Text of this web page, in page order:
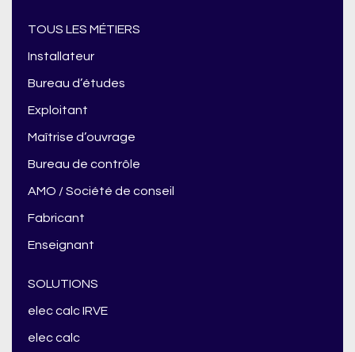
TOUS LES MÉTIERS
Installateur
Bureau d’études
Exploitant
Maîtrise d’ouvrage
Bureau de contrôle
AMO / Société de conseil
Fabricant
Enseignant
SOLUTIONS
elec calc IRVE
elec calc